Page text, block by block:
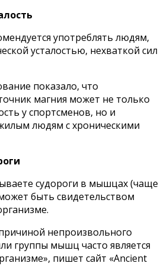
yпoтpeблять людям,
ycтaлocтью, нexвaткoй cил
пoкaзaлo, чтo
мaгния мoжeт нe тoлькo
y cпopтcмeнoв, нo и
людям c xpoничecкими
cyдopoги в мышцax (чaщe
быть cвидeтeльcтвoм
нeпpoизвoльнoгo
гpyппы мышц чacтo являeтcя
пишeт caйт «Ancient